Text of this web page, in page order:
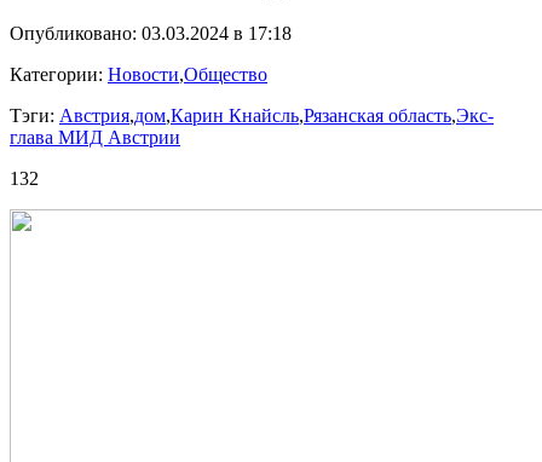
Опубликовано: 03.03.2024 в 17:18
Категории: Новости,Общество
Тэги: Австрия,дом,Карин Кнайсль,Рязанская область,Экс-
глава МИД Австрии
132